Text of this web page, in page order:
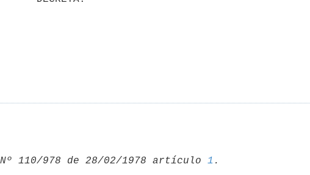
110/978 de 28/02/1978 artículo 1